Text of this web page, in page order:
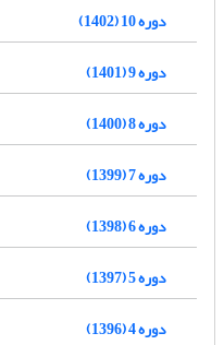
دوره 10 (1402)
دوره 9 (1401)
دوره 8 (1400)
دوره 7 (1399)
دوره 6 (1398)
دوره 5 (1397)
دوره 4 (1396)